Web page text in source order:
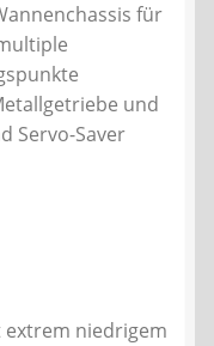
für
und
Servo-Saver
extrem niedrigem